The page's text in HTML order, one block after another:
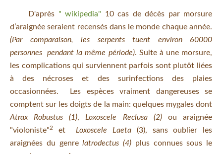
D'après " wikipedia" 10 cas de décès par morsure
d’araignée seraient recensés dans le monde chaque année.
(Par comparaison, les serpents tuent environ 60000
personnes pendant la même période). Suite à une morsure,
les complications qui surviennent parfois sont plutôt liées
à des nécroses et des surinfections des plaies
occasionnées. Les espèces vraiment dangereuses se
comptent sur les doigts de la main: quelques mygales dont
Atrax Robustus (1), Loxoscele Reclusa (2)ou araignée
"violoniste"2 et Loxoscele Laeta (3), sans oublier les
araignées du genrelatrodectus (4) plus connues sous le